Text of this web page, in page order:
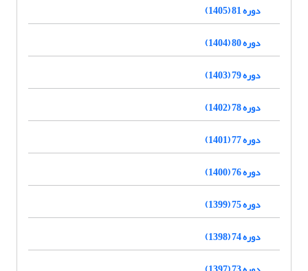
دوره 81 (1405)
دوره 80 (1404)
دوره 79 (1403)
دوره 78 (1402)
دوره 77 (1401)
دوره 76 (1400)
دوره 75 (1399)
دوره 74 (1398)